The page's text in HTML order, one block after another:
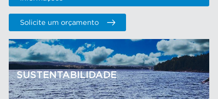
Solicite um orçamento
SUSTENTABILIDADE